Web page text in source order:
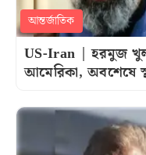
আন্তর্জাতিক
US-Iran | হরমুজ
আমেরিকা, অবশেষে